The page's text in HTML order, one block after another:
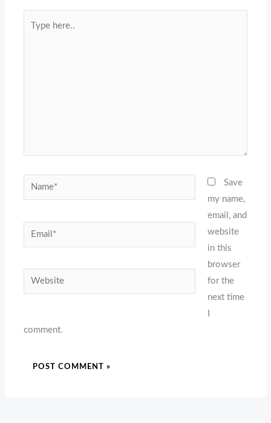
Name*
Email*
Website
Save
my name,
email, and
website
in this
browser
for the
next time
comment.